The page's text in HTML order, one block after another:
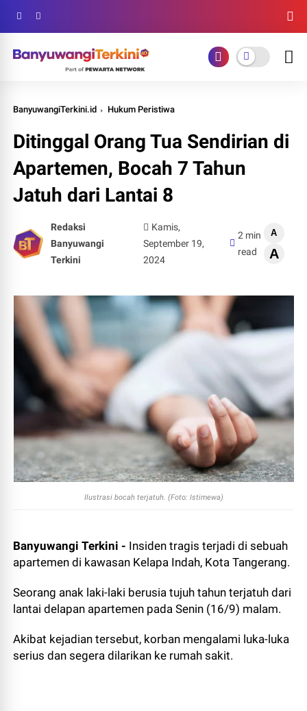
BanyuwangiTerkini.id Hukum Peristiwa
Ditinggal Orang Tua Sendirian di
Apartemen, Bocah 7 Tahun
Jatuh dari Lantai 8
Redaksi
Banyuwangi
Terkini
Kamis,
September 19,
2024
2 min
read
A
A
Ilustrasi bocah terjatuh. (Foto: Istimewa)
Banyuwangi Terkini - Insiden tragis terjadi di sebuah
apartemen di kawasan Kelapa Indah, Kota Tangerang.
Seorang anak laki-laki berusia tujuh tahun terjatuh dari
lantai delapan apartemen pada Senin (16/9) malam.
Akibat kejadian tersebut, korban mengalami luka-luka
serius dan segera dilarikan ke rumah sakit.